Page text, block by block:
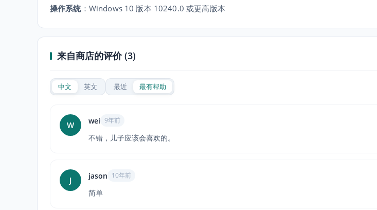
操作系统： Windows 10 版本 10240.0 或更高版本
来自商店的评价 (3)
中文 英文 最近 最有帮助
W wei 9年前
不错，儿子应该会喜欢的。
J jason 10年前
简单